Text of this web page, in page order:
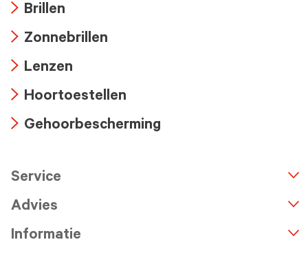
icon
Brillen
icon
Zonnebrillen
icon
Lenzen
icon
Hoortoestellen
Gehoorbescherming
Service
Advies
Informatie